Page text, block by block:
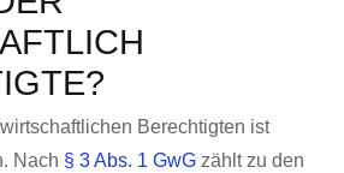
Berechtigten ist
Nach § 3 Abs. 1 GwGzählt zu den